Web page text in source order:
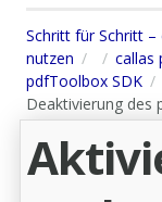
Schritt für Schritt
nutzen
callas
pdfToolbox SDK
Deaktivierung des